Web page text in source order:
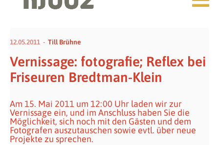
12.05.2011 Till Brühne
Vernissage: fotografie; Reflex bei
Friseuren Bredtman-Klein
Am 15. Mai 2011 um 12:00 Uhr laden wir zur
Vernissage ein, und im Anschluss haben Sie die
Möglichkeit, sich noch mit den Gästen und dem
Fotografen auszutauschen sowie evtl. über neue
Projekte zu sprechen.